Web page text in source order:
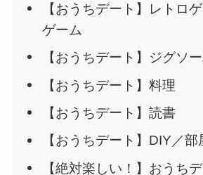
【おうちデート】レトロ
ゲーム
【おうちデート】ジグソ
【おうちデート】料理
【おうちデート】読書
【おうちデート】DIY／
【絶対楽しい！】おうち